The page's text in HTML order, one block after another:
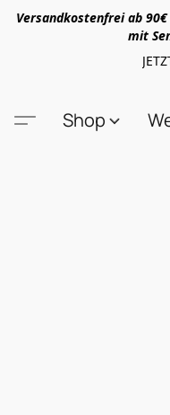
Versandkostenfrei ab
mit
Shop